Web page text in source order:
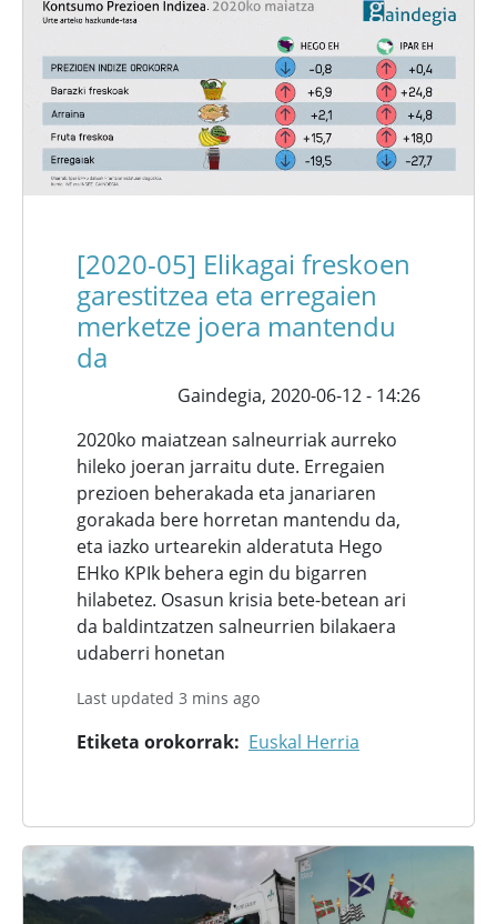
[2020-05] Elikagai freskoen
garestitzea eta erregaien
merketze joera mantendu
da
Gaindegia, 2020-06-12 - 14:26
2020ko maiatzean salneurriak aurreko
hileko joeran jarraitu dute. Erregaien
prezioen beherakada eta janariaren
gorakada bere horretan mantendu da,
eta iazko urtearekin alderatuta Hego
EHko KPIk behera egin du bigarren
hilabetez. Osasun krisia bete-betean ari
da baldintzatzen salneurrien bilakaera
udaberri honetan
Last updated 3 mins ago
Etiketa orokorrak Euskal Herria